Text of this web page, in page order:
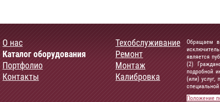
О нас
Каталог оборудования
Портфолио
Контакты
Техобслуживание
Ремонт
Монтаж
Калибровка
Обращаем
является
(2)
подробной
(или) услуг,
Положение